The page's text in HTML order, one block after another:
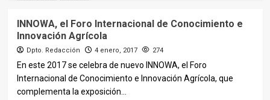
INNOWA, el Foro Internacional de Conocimiento e
Innovación Agrícola
Dpto. Redacción 4 enero, 2017 274
En este 2017 se celebra de nuevo INNOWA, el Foro
Internacional de Conocimiento e Innovación Agrícola, que
complementa la exposición...